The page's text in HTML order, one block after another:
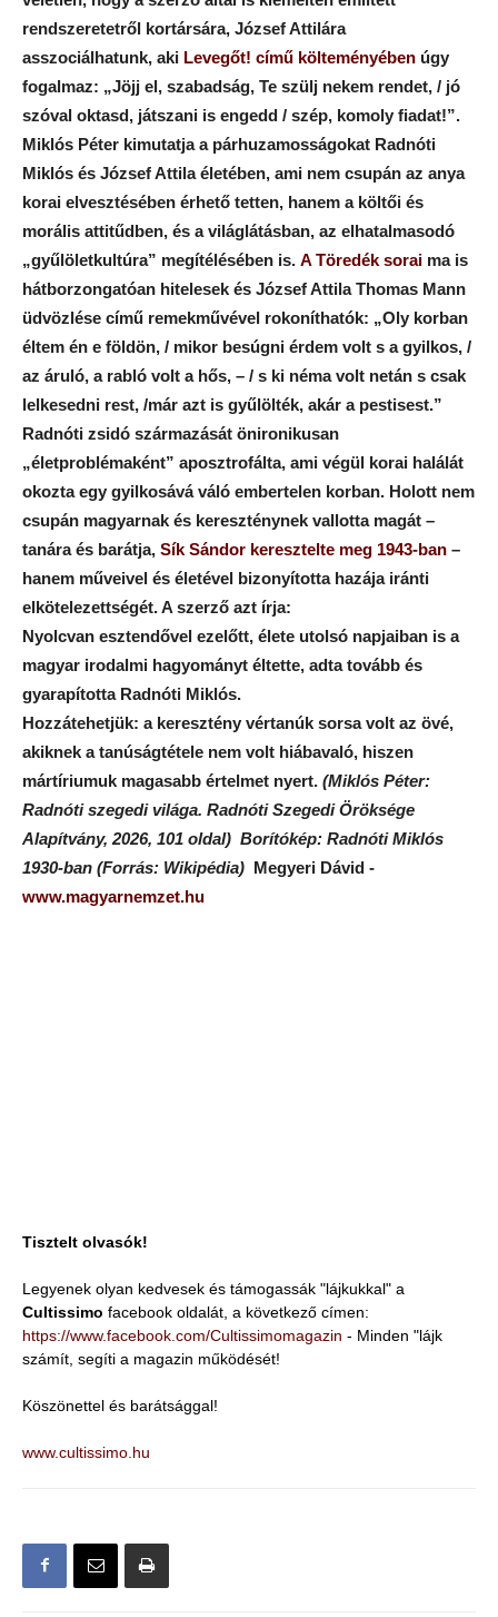
rendszeretetről kortársára, József Attilára
asszociálhatunk, aki Levegőt! című költeményében úgy
fogalmaz: „Jöjj el, szabadság, Te szülj nekem rendet, / jó
szóval oktasd, játszani is engedd / szép, komoly fiadat!”.
Miklós Péter kimutatja a párhuzamosságokat Radnóti
Miklós és József Attila életében, ami nem csupán az anya
korai elvesztésében érhető tetten, hanem a költői és
morális attitűdben, és a világlátásban, az elhatalmasodó
„gyűlöletkultúra” megítélésében is. A Töredék sorai ma is
hátborzongatóan hitelesek és József Attila Thomas Mann
üdvözlése című remekművével rokoníthatók: „Oly korban
éltem én e földön, / mikor besúgni érdem volt s a gyilkos, /
az áruló, a rabló volt a hős, – / s ki néma volt netán s csak
lelkesedni rest, /már azt is gyűlölték, akár a pestisest.”
Radnóti zsidó származását önironikusan
„életproblémaként” aposztrofálta, ami végül korai halálát
okozta egy gyilkosává váló embertelen korban. Holott nem
csupán magyarnak és kereszténynek vallotta magát –
tanára és barátja, Sík Sándor keresztelte meg 1943-ban –
hanem műveivel és életével bizonyította hazája iránti
elkötelezettségét. A szerző azt írja:
Nyolcvan esztendővel ezelőtt, élete utolsó napjaiban is a
magyar irodalmi hagyományt éltette, adta tovább és
gyarapította Radnóti Miklós.
Hozzátehetjük: a keresztény vértanúk sorsa volt az övé,
akiknek a tanúságtétele nem volt hiábavaló, hiszen
mártíriumuk magasabb értelmet nyert. (Miklós Péter:
Radnóti szegedi világa. Radnóti Szegedi Öröksége
Alapítvány, 2026, 101 oldal) Borítókép: Radnóti Miklós
1930-ban (Forrás: Wikipédia) Megyeri Dávid -
www.magyarnemzet.hu
Tisztelt olvasók!
Legyenek olyan kedvesek és támogassák "lájkukkal" a
Cultissimo facebook oldalát, a következő címen:
https://www.facebook.com/Cultissimomagazin - Minden "lájk
számít, segíti a magazin működését!
Köszönettel és barátsággal!
www.cultissimo.hu